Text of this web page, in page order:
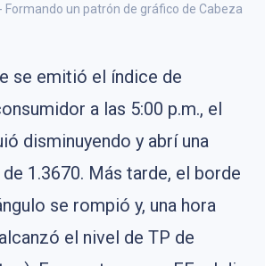
Formando un patrón de gráfico de Cabeza
se emitió el índice de
a las 5:00 p.m., el
disminuyendo y abrí una
1.3670. Más tarde, el borde
se rompió y, una hora
el nivel de TP de